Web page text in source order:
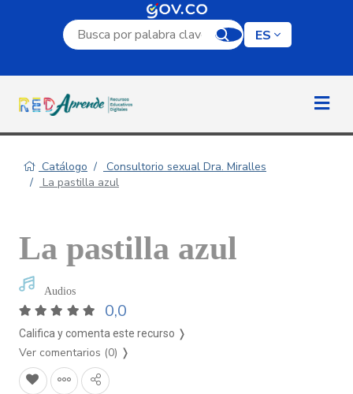
Campo de búsqueda por palabra clave
ES
Catálogo
Consultorio sexual Dra. Miralles
La pastilla azul
La pastilla azul
Audios
0,0
Califica y comenta este recurso ❭
Ver comentarios (0) ❭